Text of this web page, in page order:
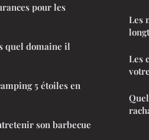
pour les
quel domaine il
5 étoiles en
son barbecue
Les
Les